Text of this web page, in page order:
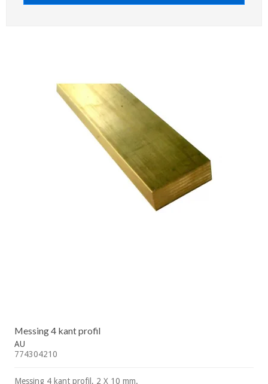
Messing 4 kant profil
AU
774304210
Messing 4 kant profil, 2 X 10 mm.